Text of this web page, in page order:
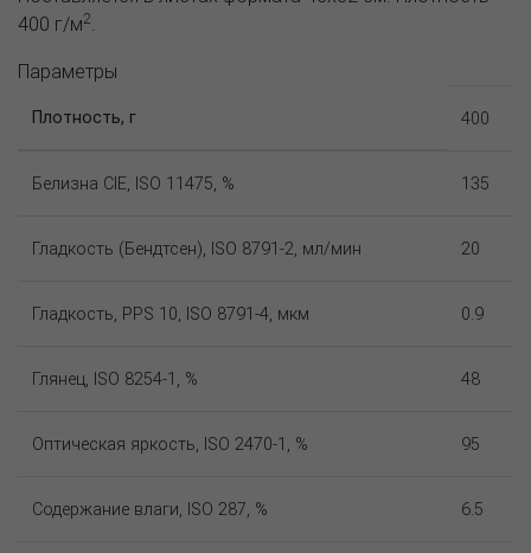
400 г/м2.
Параметры
Плотность, г 400
Белизна CIE, ISO 11475, % 135
Гладкость (Бендтсен), ISO 8791-2, мл/мин 20
Гладкость, PPS 10, ISO 8791-4, мкм 0.9
Глянец, ISO 8254-1, % 48
Оптическая яркость, ISO 2470-1, % 95
Содержание влаги, ISO 287, % 6.5